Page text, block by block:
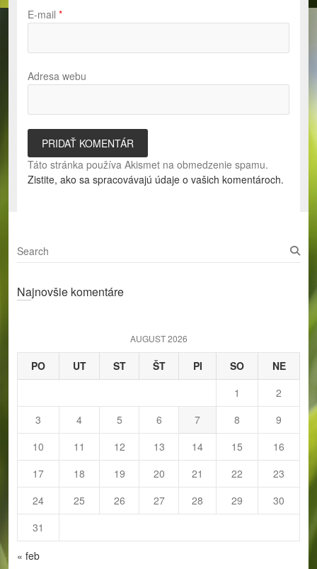
E-mail *
Adresa webu
Táto stránka používa Akismet na obmedzenie spamu.
Zistite, ako sa spracovávajú údaje o vašich komentároch.
S
e
rNajnovšie komentáre
AUGUST 2026
PO UT ST ŠT PI SO
NE
1
2
3
4 5 6 7 8
9
10
11 12 13 14 15
16
17
18 19 20 21 22
23
24
25 26 27 28 29
30
31
« feb